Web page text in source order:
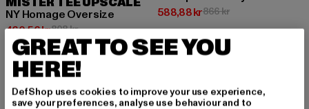
NY Homage Oversize
460,56 kr
Nuvarande pris: 460,56 kr
808 krKampanjpris: 808 kr
588,88 kr
Nuvarande pris: 588,88 kr
866 krKampanjpris: 866
GREAT TO SEE YOU
HERE!
DefShop uses cookies to improve your use experience,
save your preferences, analyse use behaviour and to